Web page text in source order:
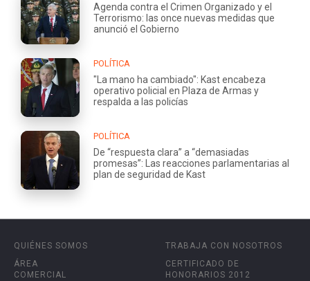
Agenda contra el Crimen Organizado y el
Terrorismo: las once nuevas medidas que
anunció el Gobierno
POLÍTICA
"La mano ha cambiado": Kast encabeza
operativo policial en Plaza de Armas y
respalda a las policías
POLÍTICA
De “respuesta clara” a “demasiadas
promesas”: Las reacciones parlamentarias al
plan de seguridad de Kast
QUIÉNES SOMOS
ÁREA
COMERCIAL
TRABAJA CON NOSOTROS
CERTIFICADO DE
HONORARIOS 2012